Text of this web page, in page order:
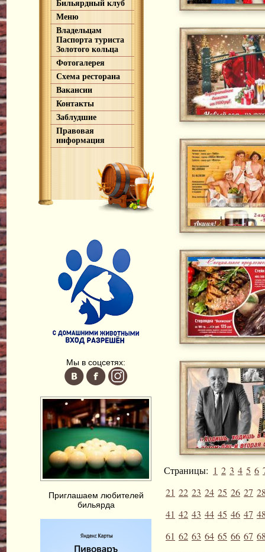
Бильярдный клуб
Меню
Владельцам
Паспорта туриста
Золотого кольца
Фотогалерея
Схема ресторана
Вакансии
Контакты
Заблудшие
Правовая
информация
Мы в соцсетях:
Приглашаем любителей
бильярда
Страницы: 1 2 3 4 5 6
21 22 23 24 25 26 27
41 42 43 44 45 46 47
61 62 63 64 65 66 67